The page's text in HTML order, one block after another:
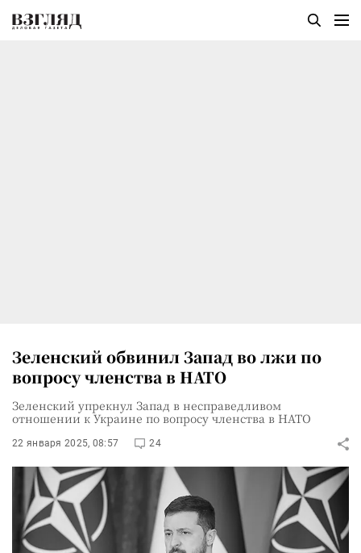
Зеленский обвинил Запад во лжи по
вопросу членства в НАТО
Зеленский упрекнул Запад в несправедливом
отношении к Украине по вопросу членства в НАТО
22 января 2025, 08:57 24